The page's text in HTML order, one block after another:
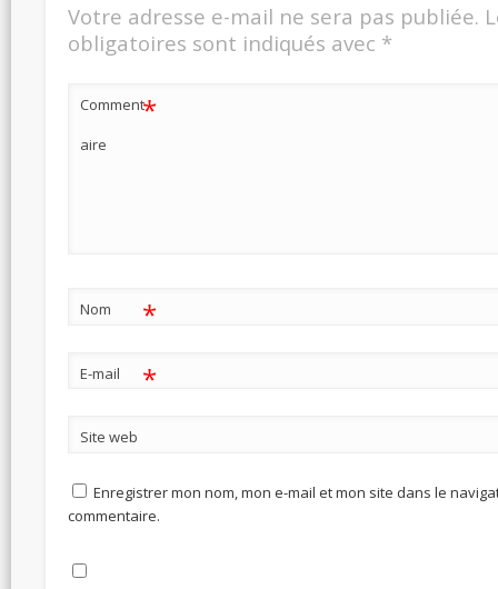
Votre adresse e-mail ne sera pas publiée.
obligatoires sont indiqués avec *
Comment
aire
*
Nom *
E-mail *
Site web
Enregistrer mon nom, mon e-mail et mon site dans le
commentaire.